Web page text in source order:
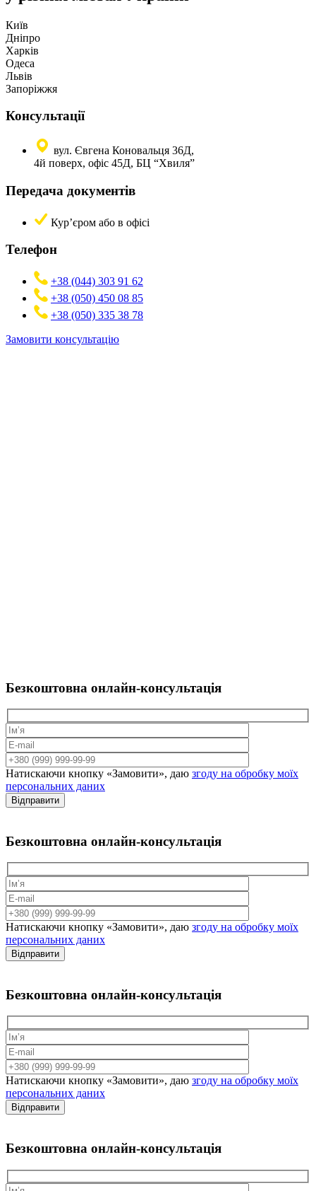
Київ
Дніпро
Харків
Одеса
Львів
Запоріжжя
Консультації
вул. Євгена Коновальця 36Д,
4й поверх, офіс 45Д, БЦ “Хвиля”
Передача документів
Кур’єром або в офісі
Телефон
+38 (044) 303 91 62
+38 (050) 450 08 85
+38 (050) 335 38 78
Замовити консультацію
Безкоштовна онлайн-консультація
Натискаючи кнопку «Замовити», даю згоду на обробку моїх
персональних даних
Відправити
Безкоштовна онлайн-консультація
Натискаючи кнопку «Замовити», даю згоду на обробку моїх
персональних даних
Відправити
Безкоштовна онлайн-консультація
Натискаючи кнопку «Замовити», даю згоду на обробку моїх
персональних даних
Відправити
Безкоштовна онлайн-консультація